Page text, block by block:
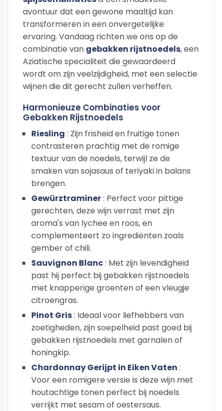
avontuur dat een gewone maaltijd kan
transformeren in een onvergetelijke
ervaring. Vandaag richten we ons op de
combinatie van gebakken rijstnoedels, een
Aziatische specialiteit die gewaardeerd
wordt om zijn veelzijdigheid, met een selectie
wijnen die dit gerecht zullen verheffen.
Harmonieuze Combinaties voor
Gebakken Rijstnoedels
Riesling : Zijn frisheid en fruitige tonen
contrasteren prachtig met de romige
textuur van de noedels, terwijl ze de
smaken van sojasaus of teriyaki in balans
brengen.
Gewürztraminer: Perfect voor pittige
gerechten, deze wijn verrast met zijn
aroma's van lychee en roos, en
complementeert zo ingrediënten zoals
gember of chili.
Sauvignon Blanc: Met zijn levendigheid
past hij perfect bij gebakken rijstnoedels
met knapperige groenten of een vleugje
citroengras.
Pinot Gris: Ideaal voor liefhebbers van
zoetigheden, zijn soepelheid past goed bij
gebakken rijstnoedels met garnalen of
honingkip.
Chardonnay Gerijpt in Eiken Vaten :
Voor een romigere versie is deze wijn met
houtachtige tonen perfect bij noedels
verrijkt met sesam of oestersaus.